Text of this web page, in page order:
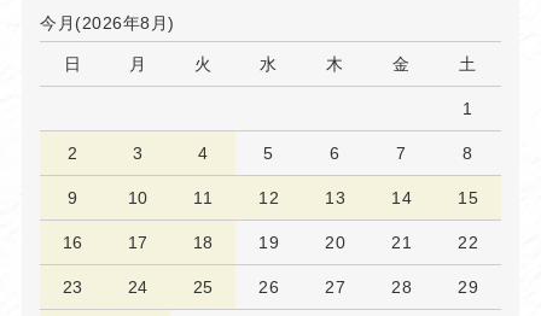
今月(2026年8月)
日 月 火 水 木 金 土
1
2 3 4 5 6 7 8
9 10 11 12 13 14 15
16 17 18 19 20 21 22
23 24 25 26 27 28 29